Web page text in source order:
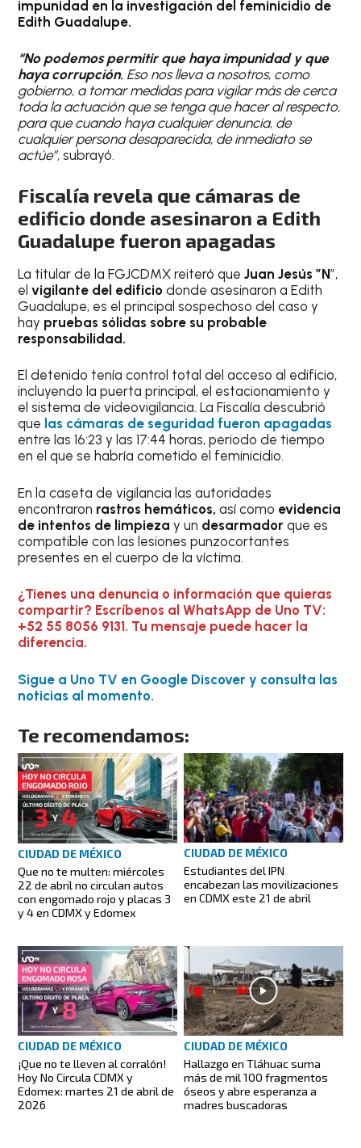
impunidad en la investigación del feminicidio de
Edith Guadalupe.
“No podemos permitir que haya impunidad y que
haya corrupción. Eso nos lleva a nosotros, como
gobierno, a tomar medidas para vigilar más de cerca
toda la actuación que se tenga que hacer al respecto,
para que cuando haya cualquier denuncia, de
cualquier persona desaparecida, de inmediato se
actúe”,subrayó.
Fiscalía revela que cámaras de
edificio donde asesinaron a Edith
Guadalupe fueron apagadas
La titular de la FGJCDMX reiteró queJuan Jesús ”N”,
elvigilante del edificio donde asesinaron a Edith
Guadalupe, es el principal sospechoso del caso y
hay pruebas sólidas sobre su probable
responsabilidad.
El detenido tenía control total del acceso al edificio,
incluyendo la puerta principal, el estacionamiento y
el sistema de videovigilancia. La Fiscalía descubrió
que las cámaras de seguridad fueron apagadas
entre las 16:23 y las 17:44 horas, periodo de tiempo
en el que se habría cometido el feminicidio.
En la caseta de vigilancia las autoridades
encontraron rastros hemáticos,así como evidencia
de intentos de limpieza y un desarmador que es
compatible con las lesiones punzocortantes
presentes en el cuerpo de la víctima.
¿Tienes una denuncia o información que quieras
compartir? Escríbenos al WhatsApp de Uno TV:
+52 55 8056 9131. Tu mensaje puede hacer la
diferencia.
Sigue a Uno TV en Google Discover y consulta las
noticias al momento.
Te recomendamos:
CIUDAD DE MÉXICO
Que no te multen: miércoles
22 de abril no circulan autos
con engomado rojo y placas 3
y 4 en CDMX y Edomex
CIUDAD DE MÉXICO
Estudiantes del IPN
encabezan las movilizaciones
en CDMX este 21 de abril
CIUDAD DE MÉXICO
¡Que no te lleven al corralón!
Hoy No Circula CDMX y
Edomex: martes 21 de abril de
2026
CIUDAD DE MÉXICO
Hallazgo en Tláhuac suma
más de mil 100 fragmentos
óseos y abre esperanza a
madres buscadoras